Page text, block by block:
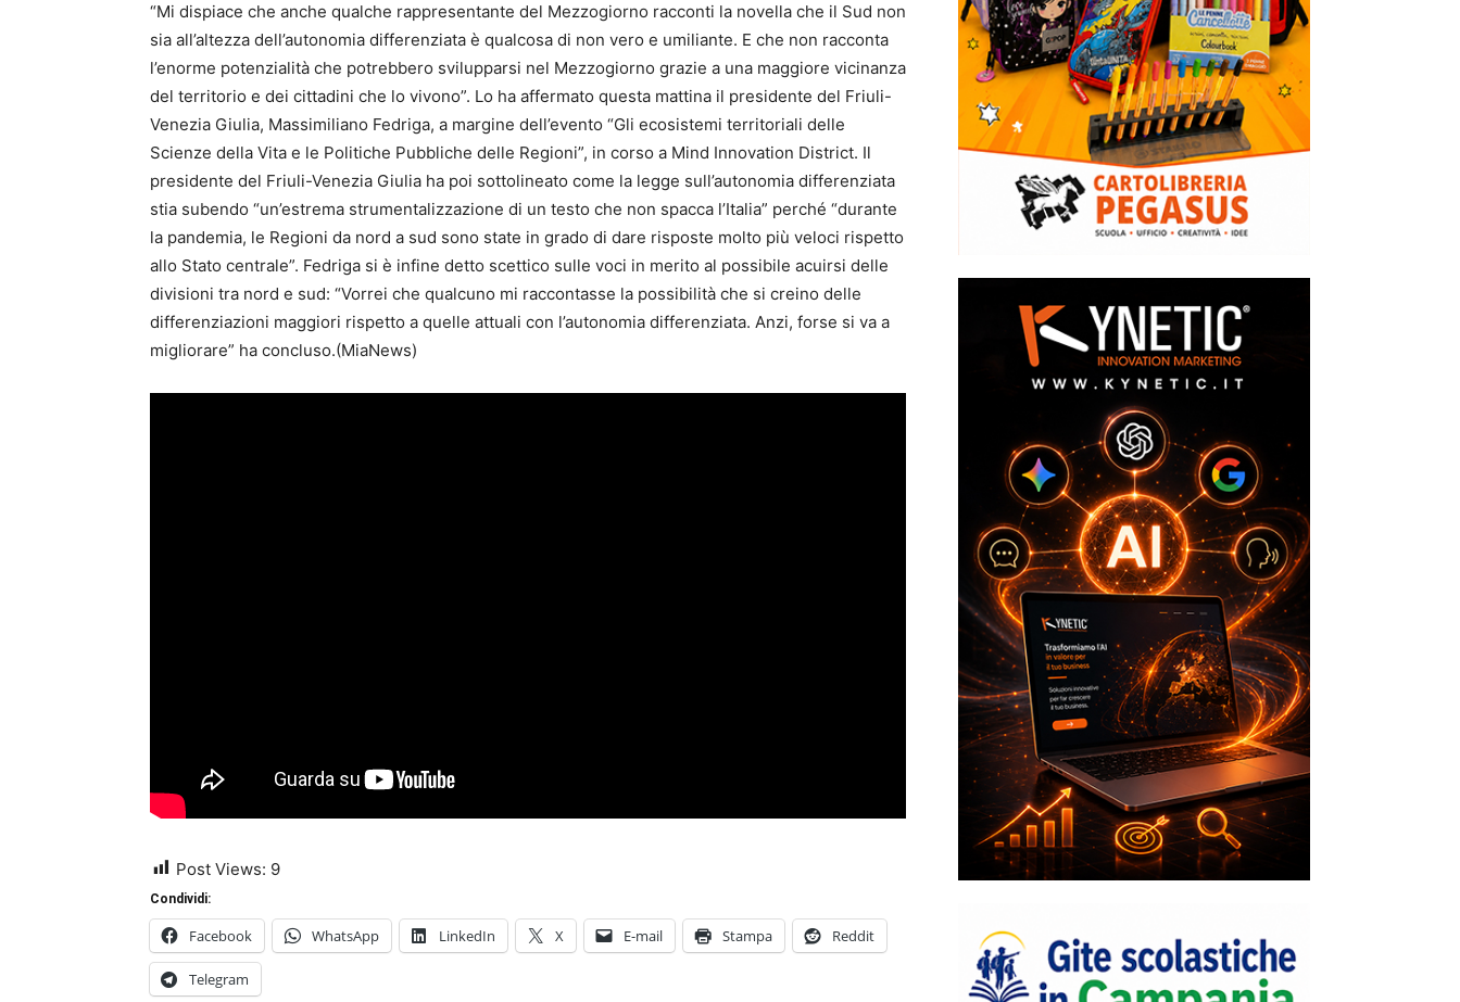
“Mi dispiace che anche qualche rappresentante del Mezzogiorno racconti la novella che il Sud non
sia all’altezza dell’autonomia differenziata è qualcosa di non vero e umiliante. E che non racconta
l’enorme potenzialità che potrebbero svilupparsi nel Mezzogiorno grazie a una maggiore vicinanza
del territorio e dei cittadini che lo vivono”. Lo ha affermato questa mattina il presidente del Friuli-
Venezia Giulia, Massimiliano Fedriga, a margine dell’evento “Gli ecosistemi territoriali delle
Scienze della Vita e le Politiche Pubbliche delle Regioni”, in corso a Mind Innovation District. Il
presidente del Friuli-Venezia Giulia ha poi sottolineato come la legge sull’autonomia differenziata
stia subendo “un’estrema strumentalizzazione di un testo che non spacca l’Italia” perché “durante
la pandemia, le Regioni da nord a sud sono state in grado di dare risposte molto più veloci rispetto
allo Stato centrale”. Fedriga si è infine detto scettico sulle voci in merito al possibile acuirsi delle
divisioni tra nord e sud: “Vorrei che qualcuno mi raccontasse la possibilità che si creino delle
differenziazioni maggiori rispetto a quelle attuali con l’autonomia differenziata. Anzi, forse si va a
migliorare” ha concluso.(MiaNews)
Post Views: 9
Condividi:
Facebook WhatsApp LinkedIn X E-mail Stampa Reddit
Telegram